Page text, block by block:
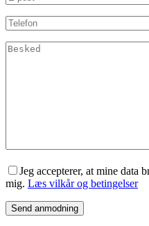
Jeg accepterer, at mine data
mig. Læs vilkår og betingelser